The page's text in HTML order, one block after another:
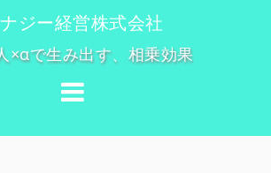
ジー経営株式会社
×αで生み出す、相乗効果